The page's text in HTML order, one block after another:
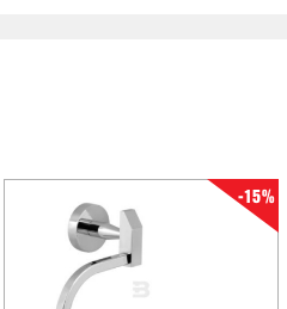
-15%